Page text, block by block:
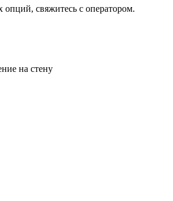
опций, свяжитесь с оператором.
на стену